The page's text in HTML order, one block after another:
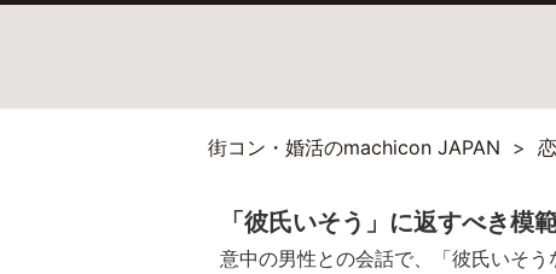
街コン・婚活のmachicon JAPAN
「彼氏いそう」に返すべき模
意中の男性との会話で、「彼氏いそ